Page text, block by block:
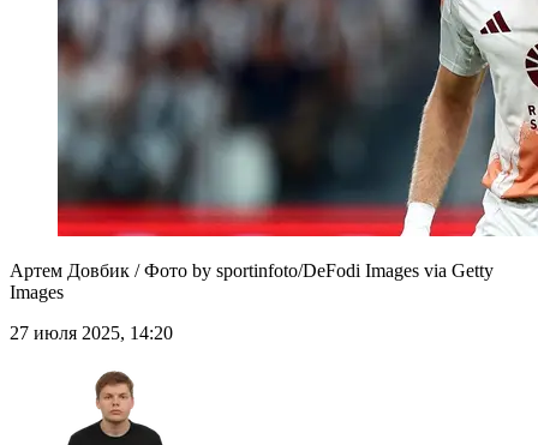
Артем Довбик / Фото by sportinfoto/DeFodi Images via Getty
Images
27 июля 2025, 14:20